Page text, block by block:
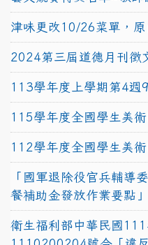
津味更改10/26菜單，原
2024第三屆道德月刊徵
113學年度上學期第4週
115學年度全國學生美
112學年度全國學生美
「國軍退除役官兵輔導
餐補助金發放作業要點
衛生福利部中華民國